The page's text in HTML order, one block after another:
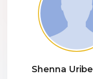
Shenna